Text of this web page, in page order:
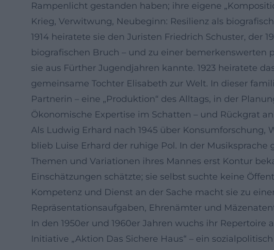
Rampenlicht gestanden haben; ihre eigene
Krieg, Verwitwung, Neubeginn: Resilienz als
1914 heiratete sie den Juristen Friedrich Schuster, der
biografischen Bruch – und zu einer bemerkenswerten
sie aus Fürther Jugendjahren kannte. 1923 heiratete
gemeinsame Tochter Elisabeth zur Welt. In dieser
Partnerin – eine „Produktion“ des Alltags, in der
Ökonomische Expertise im Schatten – und Rückgrat
Als Ludwig Erhard nach 1945 über
blieb Luise Erhard der ruhige Pol. In der
Themen und Variationen ihres Mannes erst Kontur
Einschätzungen schätzte; sie selbst suchte keine
Kompetenz und Dienst an der Sache macht sie zu
Repräsentationsaufgaben, Ehrenämter und
In den 1950er und 1960er Jahren wuchs ihr
Initiative „Aktion Das Sichere Haus“ – ein